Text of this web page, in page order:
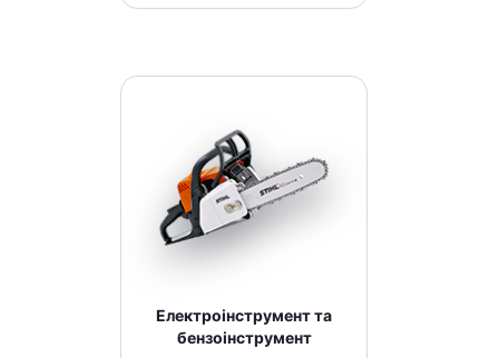
Електроінструмент та
бензоінструмент